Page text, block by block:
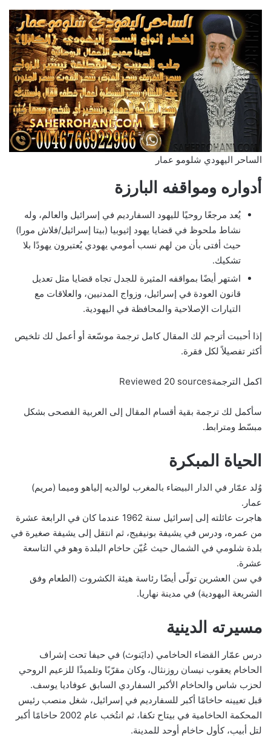
الساحر اليهودي شلومو عمار
أدواره ومواقفه البارزة
يُعد مرجعًا روحيًا لليهود السفارديم في إسرائيل والعالم، وله
نشاط ملحوظ في قضايا يهود إثيوبيا (بيتا إسرائيل/فلاش مورا)
حيث أفتى بأن من لهم نسب أمومي يهودي يُعتبرون يهودًا بلا
تشكيك.
اشتهر أيضًا بمواقفه المثيرة للجدل تجاه قضايا مثل تعديل
قانون العودة في إسرائيل، وزواج المدنيين، والعلاقات مع
التيارات الإصلاحية والمحافظة في اليهودية.
إذا أحببت أترجم لك المقال كامل ترجمة موسّعة أو أعمل لك تلخيص
أكثر تفصيلاً لكل فقرة.
اكمل الترجمةReviewed 20 sources
سأكمل لك ترجمة بقية أقسام المقال إلى العربية الفصحى بشكل
مبسّط ومترابط.
الحياة المبكرة
وُلد عمّار في الدار البيضاء بالمغرب لوالديه إلياهو وميما (مريم)
عمار.
هاجرت عائلته إلى إسرائيل سنة 1962 عندما كان في الرابعة عشرة
من عمره، ودرس في يشيفة بونيفيج، ثم انتقل إلى يشيفة صغيرة في
بلدة شلومي في الشمال حيث عُيّن حاخام البلدة وهو في التاسعة
عشرة.
في سن العشرين تولّى أيضًا رئاسة هيئة الكشروت (الطعام وفق
الشريعة اليهودية) في مدينة نهاريا.
مسيرته الدينية
درس عمّار القضاء الحاخامي (دايَنوث) في حيفا تحت إشراف
الحاخام يعقوب نيسان روزنثال، وكان مقرّبًا وتلميذًا للزعيم الروحي
لحزب شاس والحاخام الأكبر السفاردي السابق عوفاديا يوسف.
قبل تعيينه حاخامًا أكبر للسفارديم في إسرائيل، شغل منصب رئيس
المحكمة الحاخامية في بيتاح تكفا، ثم انتُخب عام 2002 حاخامًا أكبر
لتل أبيب، كأول حاخام أوحد للمدينة.